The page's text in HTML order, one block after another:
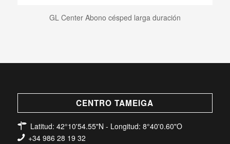
GL Center Abono césped larga duración
CENTRO TAMEIGA
Latitud: 42°10'54.55"N - Longitud: 8°40'0.60"O
+34 986 28 19 32